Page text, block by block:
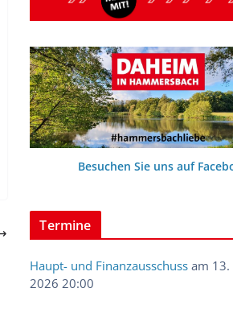
Besuchen Sie uns auf
Termine
Haupt- und Finanzausschuss am 13.
2026 20:00